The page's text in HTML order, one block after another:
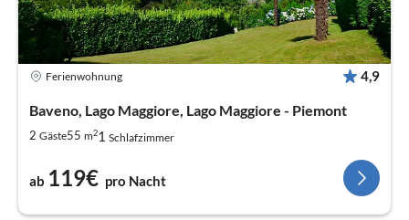
Ferienwohnung 4,9
Baveno, Lago Maggiore, Lago Maggiore - Piemont
2 Gäste55 m21 Schlafzimmer
ab 119€ pro Nacht